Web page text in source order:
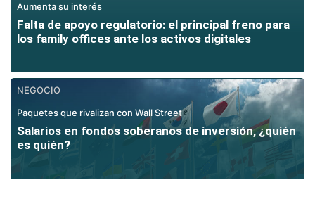
Aumenta su interés
Falta de apoyo regulatorio: el principal freno para
los family offices ante los activos digitales
NEGOCIO
Paquetes que rivalizan con Wall Street
Salarios en fondos soberanos de inversión, ¿quién
es quién?